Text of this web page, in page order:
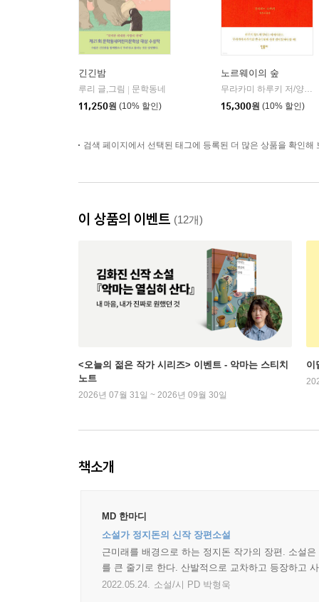
긴긴밤
루리 글,그림
문학동네
11,250원 (10% 할인)
노르웨이의 숲
무라카미 하루키 저/양억관 역
15,300원 (10% 할인)
검색 페이지에서 선택된 태그에 등록된 더 많은 상품을 확인해
이 상품의 이벤트 (12개)
<오늘의 젊은 작가 시리즈> 이벤트 - 악마는 스티치
노트
2026년 07월 31일 ~ 2026년 09월 30일
이
책소개
MD 한마디
소설가 정지돈의 신작 장편소설
근미래를 배경으로 하는 정지돈 작가의 장편. 소설
를 큰 줄기로 한다. 산발적으로 교차하고 등장하고
2022.05.24. 소설/시 PD 박형욱